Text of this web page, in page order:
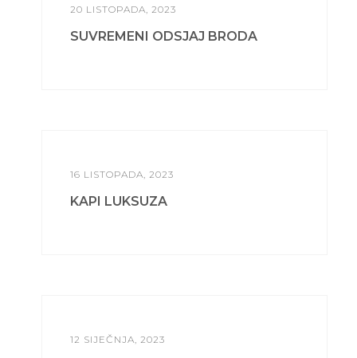
20 LISTOPADA, 2023
SUVREMENI ODSJAJ BRODA
16 LISTOPADA, 2023
KAPI LUKSUZA
12 SIJEČNJA, 2023